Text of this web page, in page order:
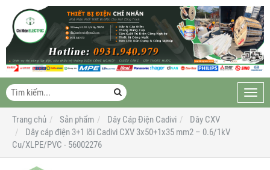
Trang chủ
Sản phẩm Dây Cáp Điện Cadivi
Dây CXV
Dây cáp điện 3+1 lõi Cadivi CXV 3x50+1x35 mm2 – 0.6/1kV
Cu/XLPE/PVC - 56002276